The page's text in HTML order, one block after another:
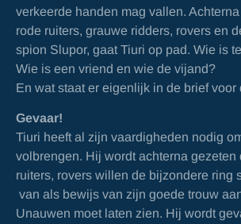
verkeerde handen mag vallen.
rode ruiters, grauwe ridders, rovers en
spion Slupor, gaat Tiuri op pad. Wie is
Wie is een vriend en wie de vijand?
En wat staat er eigenlijk in de brief voor
Gevaar!
Tiuri heeft al zijn vaardigheden nodig
volbrengen. Hij wordt achterna gezeten
ruiters, rovers willen de bijzondere ring
van als bewijs van zijn goede trouw
Unauwen moet laten zien. Hij wordt